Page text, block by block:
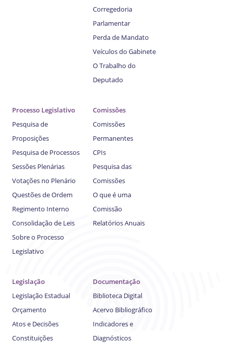
Corregedoria
Parlamentar
Perda de Mandato
Veículos do Gabinete
O Trabalho do
Deputado
Processo Legislativo
Pesquisa de
Proposições
Pesquisa de Processos
Sessões Plenárias
Votações no Plenário
Questões de Ordem
Regimento Interno
Consolidação de Leis
Sobre o Processo
Legislativo
Comissões
Comissões
Permanentes
CPIs
Pesquisa das
Comissões
O que é uma
Comissão
Relatórios Anuais
Legislação
Legislação Estadual
Orçamento
Atos e Decisões
Constituições
Documentação
Biblioteca Digital
Acervo Bibliográfico
Indicadores e
Diagnósticos